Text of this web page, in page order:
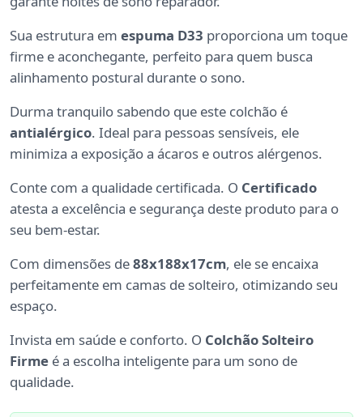
Sua estrutura em espuma D33 proporciona um toque
firme e aconchegante, perfeito para quem busca
alinhamento postural durante o sono.
Durma tranquilo sabendo que este colchão é
antialérgico. Ideal para pessoas sensíveis, ele
minimiza a exposição a ácaros e outros alérgenos.
Conte com a qualidade certificada. O Certificado
atesta a excelência e segurança deste produto para o
seu bem-estar.
Com dimensões de88x188x17cm, ele se encaixa
perfeitamente em camas de solteiro, otimizando seu
espaço.
Invista em saúde e conforto. O Colchão Solteiro
Firme é a escolha inteligente para um sono de
qualidade.